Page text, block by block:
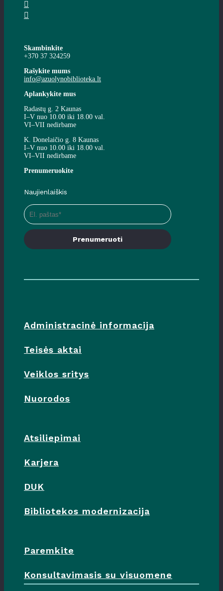
Skambinkite
+370 37 324259
Rašykite mums
info@azuolynobiblioteka.lt
Aplankykite mus
Radastų g. 2 Kaunas
I–V nuo 10.00 iki 18.00 val.
VI–VII nedirbame
K. Donelaičio g. 8 Kaunas
I–V nuo 10.00 iki 18.00 val.
VI–VII nedirbame
Prenumeruokite
Naujienlaiškis
Prenumeruoti
Administracinė informacija
Teisės aktai
Veiklos sritys
Nuorodos
Atsiliepimai
Karjera
DUK
Bibliotekos modernizacija
Paremkite
Konsultavimasis su visuomene